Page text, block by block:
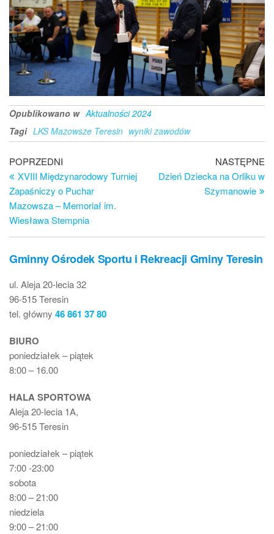
Opublikowano w Aktualności 2024
Tagi LKS Mazowsze Teresin wyniki zawodów
Nawigacja
wpisu
Poprzedni
wpis
POPRZEDNI
XVIII Międzynarodowy Turniej
Zapaśniczy o Puchar
Mazowsza – Memoriał im.
Wiesława Stempnia
NASTĘPNE
Dzień Dziecka na Orliku w
Szymanowie
Gminny Ośrodek Sportu i Rekreacji Gminy Teresin
ul. Aleja 20-lecia 32
96-515 Teresin
tel. główny 46 861 37 80
BIURO
poniedziałek – piątek
8:00 – 16.00
HALA SPORTOWA
Aleja 20-lecia 1A,
96-515 Teresin
poniedziałek – piątek
7:00 -23:00
sobota
8:00 – 21:00
niedziela
9:00 – 21:00